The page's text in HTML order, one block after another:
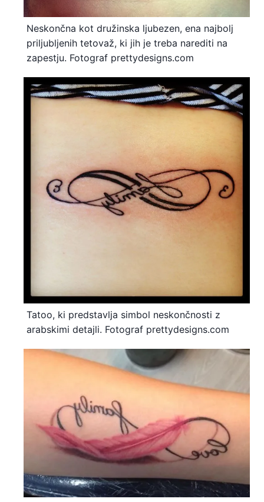
Neskončna kot družinska ljubezen, ena najbolj
priljubljenih tetovaž, ki jih je treba narediti na
zapestju. Fotograf prettydesigns.com
Tatoo, ki predstavlja simbol neskončnosti z
arabskimi detajli. Fotograf prettydesigns.com